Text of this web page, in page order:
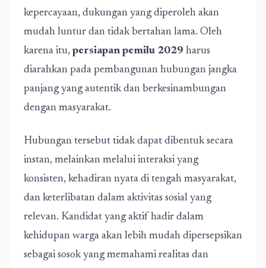
kepercayaan, dukungan yang diperoleh akan
mudah luntur dan tidak bertahan lama. Oleh
karena itu, persiapan pemilu 2029 harus
diarahkan pada pembangunan hubungan jangka
panjang yang autentik dan berkesinambungan
dengan masyarakat.
Hubungan tersebut tidak dapat dibentuk secara
instan, melainkan melalui interaksi yang
konsisten, kehadiran nyata di tengah masyarakat,
dan keterlibatan dalam aktivitas sosial yang
relevan. Kandidat yang aktif hadir dalam
kehidupan warga akan lebih mudah dipersepsikan
sebagai sosok yang memahami realitas dan